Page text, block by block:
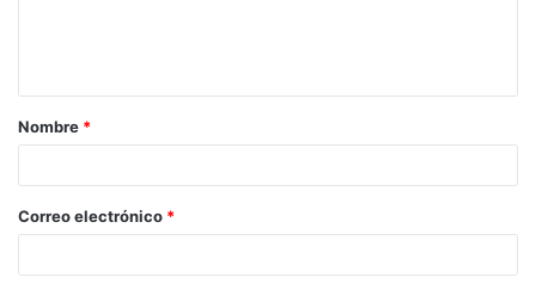
a
r
*
Nombre *
Correo electrónico *